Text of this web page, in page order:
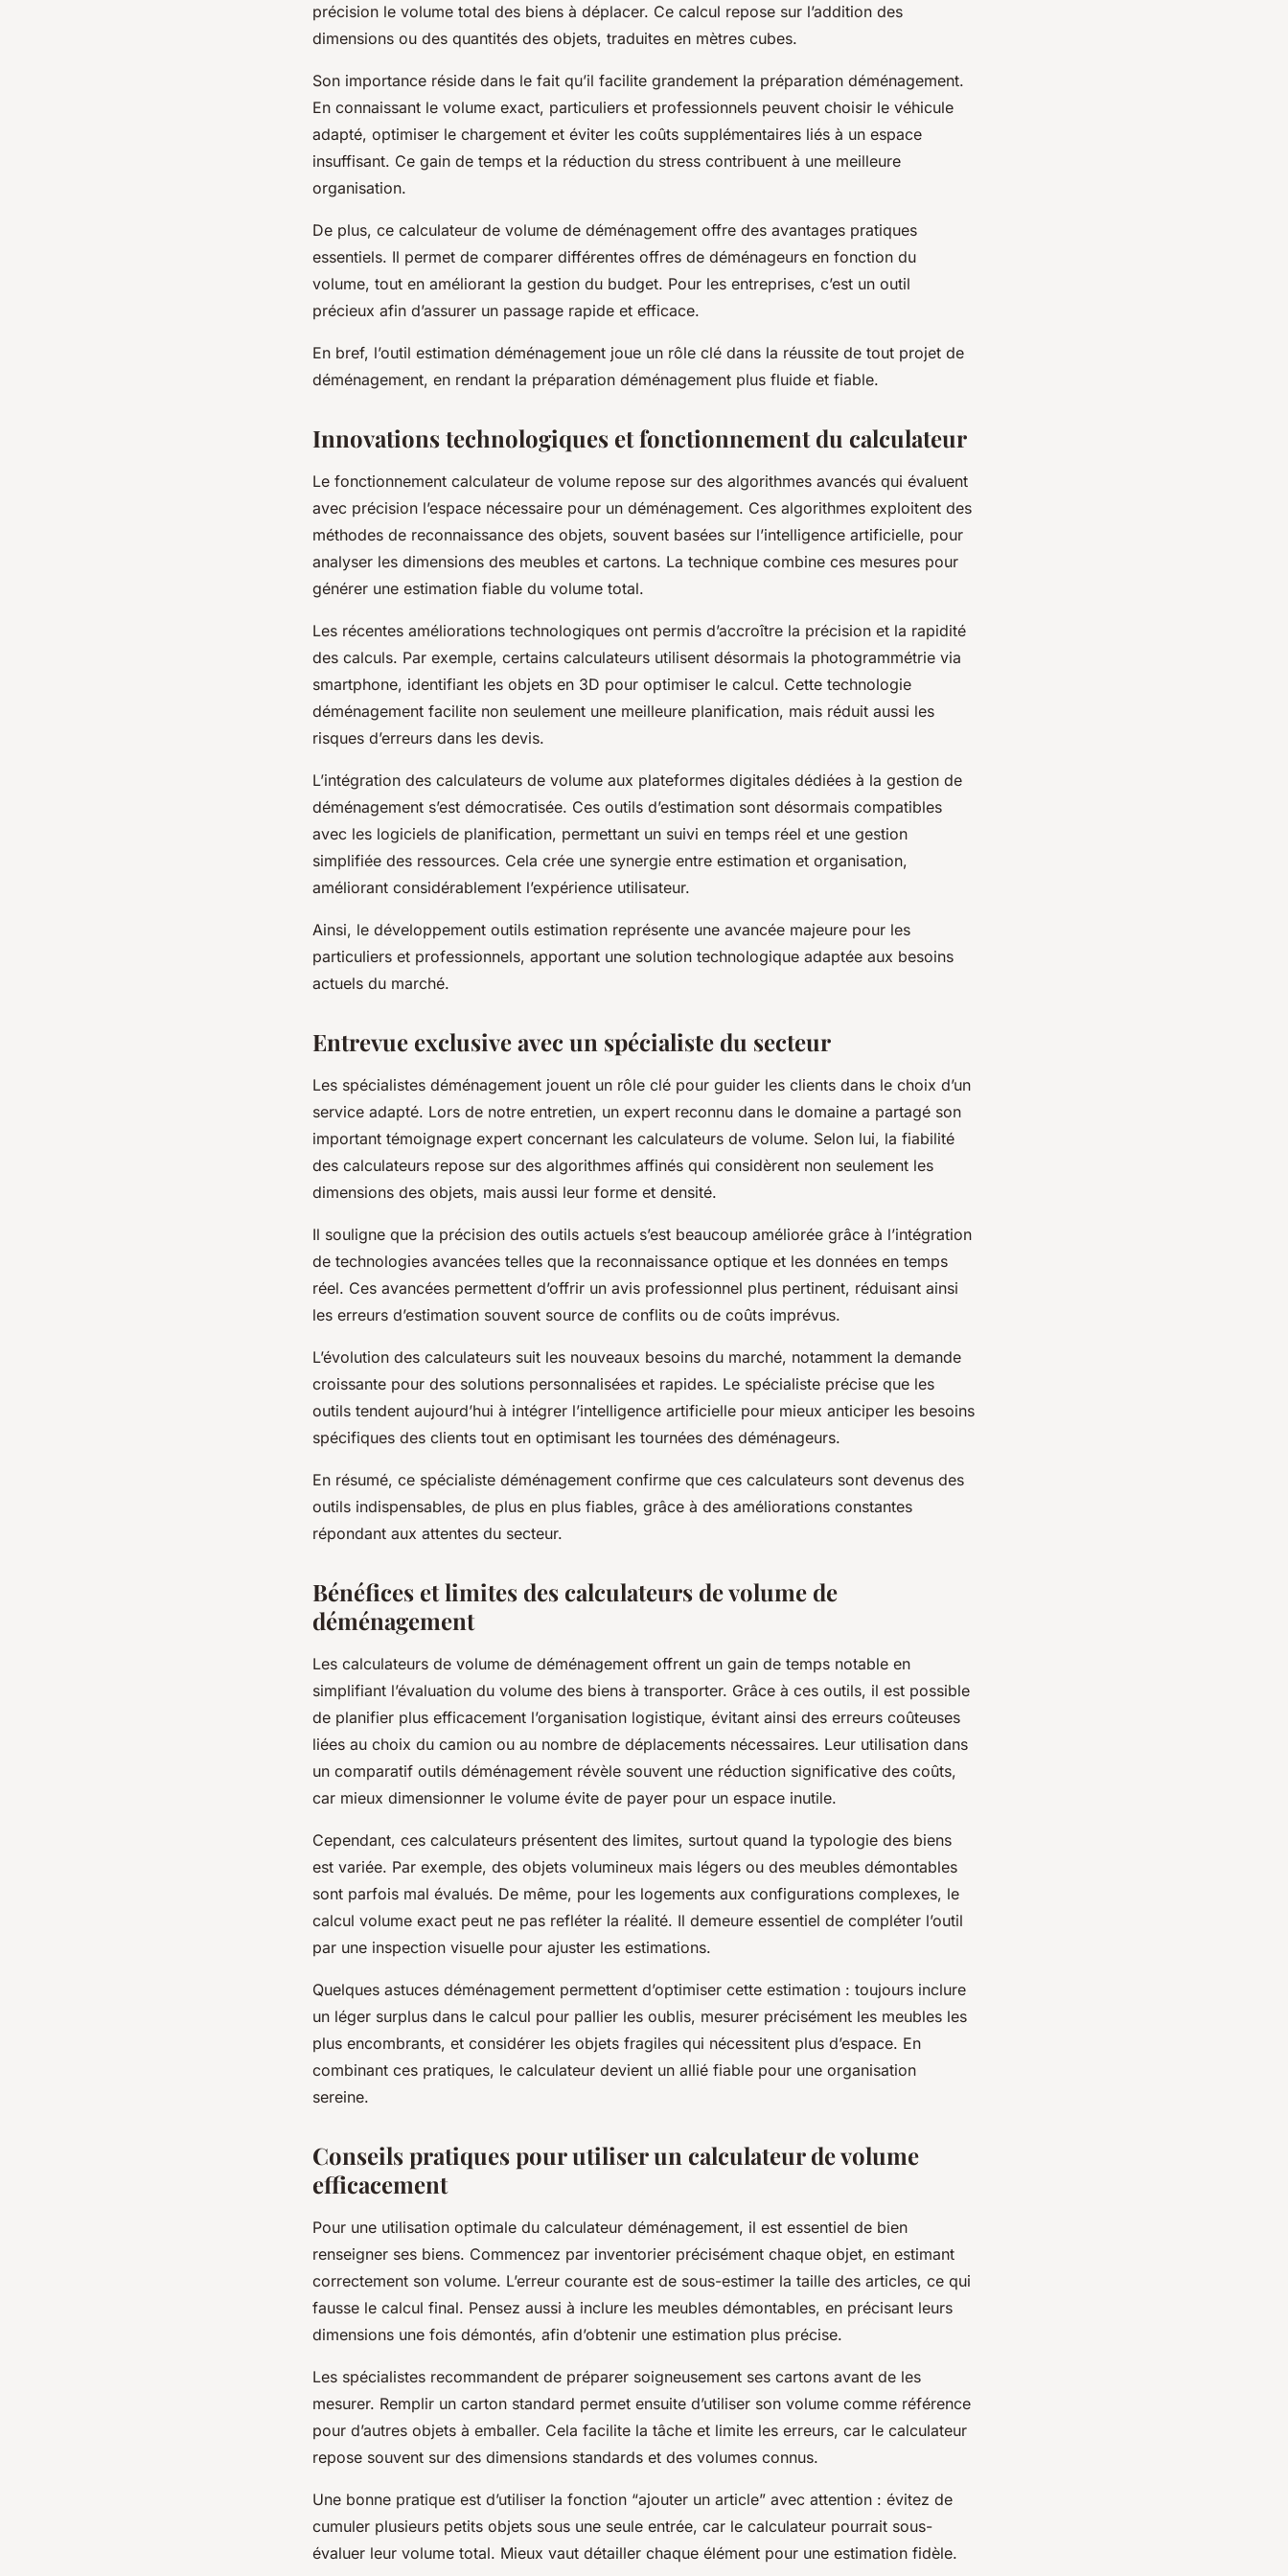
précision le volume total des biens à déplacer. Ce calcul repose sur l’addition des
dimensions ou des quantités des objets, traduites en mètres cubes.
Son importance réside dans le fait qu’il facilite grandement la préparation déménagement.
En connaissant le volume exact, particuliers et professionnels peuvent choisir le véhicule
adapté, optimiser le chargement et éviter les coûts supplémentaires liés à un espace
insuffisant. Ce gain de temps et la réduction du stress contribuent à une meilleure
organisation.
De plus, ce calculateur de volume de déménagement offre des avantages pratiques
essentiels. Il permet de comparer différentes offres de déménageurs en fonction du
volume, tout en améliorant la gestion du budget. Pour les entreprises, c’est un outil
précieux afin d’assurer un passage rapide et efficace.
En bref, l’outil estimation déménagement joue un rôle clé dans la réussite de tout projet de
déménagement, en rendant la préparation déménagement plus fluide et fiable.
Innovations technologiques et fonctionnement du calculateur
Le fonctionnement calculateur de volume repose sur des algorithmes avancés qui évaluent
avec précision l’espace nécessaire pour un déménagement. Ces algorithmes exploitent des
méthodes de reconnaissance des objets, souvent basées sur l’intelligence artificielle, pour
analyser les dimensions des meubles et cartons. La technique combine ces mesures pour
générer une estimation fiable du volume total.
Les récentes améliorations technologiques ont permis d’accroître la précision et la rapidité
des calculs. Par exemple, certains calculateurs utilisent désormais la photogrammétrie via
smartphone, identifiant les objets en 3D pour optimiser le calcul. Cette technologie
déménagement facilite non seulement une meilleure planification, mais réduit aussi les
risques d’erreurs dans les devis.
L’intégration des calculateurs de volume aux plateformes digitales dédiées à la gestion de
déménagement s’est démocratisée. Ces outils d’estimation sont désormais compatibles
avec les logiciels de planification, permettant un suivi en temps réel et une gestion
simplifiée des ressources. Cela crée une synergie entre estimation et organisation,
améliorant considérablement l’expérience utilisateur.
Ainsi, le développement outils estimation représente une avancée majeure pour les
particuliers et professionnels, apportant une solution technologique adaptée aux besoins
actuels du marché.
Entrevue exclusive avec un spécialiste du secteur
Les spécialistes déménagement jouent un rôle clé pour guider les clients dans le choix d’un
service adapté. Lors de notre entretien, un expert reconnu dans le domaine a partagé son
important témoignage expert concernant les calculateurs de volume. Selon lui, la fiabilité
des calculateurs repose sur des algorithmes affinés qui considèrent non seulement les
dimensions des objets, mais aussi leur forme et densité.
Il souligne que la précision des outils actuels s’est beaucoup améliorée grâce à l’intégration
de technologies avancées telles que la reconnaissance optique et les données en temps
réel. Ces avancées permettent d’offrir un avis professionnel plus pertinent, réduisant ainsi
les erreurs d’estimation souvent source de conflits ou de coûts imprévus.
L’évolution des calculateurs suit les nouveaux besoins du marché, notamment la demande
croissante pour des solutions personnalisées et rapides. Le spécialiste précise que les
outils tendent aujourd’hui à intégrer l’intelligence artificielle pour mieux anticiper les besoins
spécifiques des clients tout en optimisant les tournées des déménageurs.
En résumé, ce spécialiste déménagement confirme que ces calculateurs sont devenus des
outils indispensables, de plus en plus fiables, grâce à des améliorations constantes
répondant aux attentes du secteur.
Bénéfices et limites des calculateurs de volume de
déménagement
Les calculateurs de volume de déménagement offrent un gain de temps notable en
simplifiant l’évaluation du volume des biens à transporter. Grâce à ces outils, il est possible
de planifier plus efficacement l’organisation logistique, évitant ainsi des erreurs coûteuses
liées au choix du camion ou au nombre de déplacements nécessaires. Leur utilisation dans
un comparatif outils déménagement révèle souvent une réduction significative des coûts,
car mieux dimensionner le volume évite de payer pour un espace inutile.
Cependant, ces calculateurs présentent des limites, surtout quand la typologie des biens
est variée. Par exemple, des objets volumineux mais légers ou des meubles démontables
sont parfois mal évalués. De même, pour les logements aux configurations complexes, le
calcul volume exact peut ne pas refléter la réalité. Il demeure essentiel de compléter l’outil
par une inspection visuelle pour ajuster les estimations.
Quelques astuces déménagement permettent d’optimiser cette estimation : toujours inclure
un léger surplus dans le calcul pour pallier les oublis, mesurer précisément les meubles les
plus encombrants, et considérer les objets fragiles qui nécessitent plus d’espace. En
combinant ces pratiques, le calculateur devient un allié fiable pour une organisation
sereine.
Conseils pratiques pour utiliser un calculateur de volume
efficacement
Pour une utilisation optimale du calculateur déménagement, il est essentiel de bien
renseigner ses biens. Commencez par inventorier précisément chaque objet, en estimant
correctement son volume. L’erreur courante est de sous-estimer la taille des articles, ce qui
fausse le calcul final. Pensez aussi à inclure les meubles démontables, en précisant leurs
dimensions une fois démontés, afin d’obtenir une estimation plus précise.
Les spécialistes recommandent de préparer soigneusement ses cartons avant de les
mesurer. Remplir un carton standard permet ensuite d’utiliser son volume comme référence
pour d’autres objets à emballer. Cela facilite la tâche et limite les erreurs, car le calculateur
repose souvent sur des dimensions standards et des volumes connus.
Une bonne pratique est d’utiliser la fonction “ajouter un article” avec attention : évitez de
cumuler plusieurs petits objets sous une seule entrée, car le calculateur pourrait sous-
évaluer leur volume total. Mieux vaut détailler chaque élément pour une estimation fidèle.